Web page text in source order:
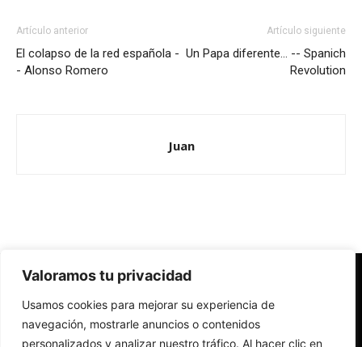
Valoramos tu privacidad
Usamos cookies para mejorar su experiencia de
navegación, mostrarle anuncios o contenidos
personalizados y analizar nuestro tráfico. Al hacer clic en
Artículo anterior
El colapso de la red española -
- Alonso Romero
Artículo siguiente
Un Papa diferente… -- Spanich
Revolution
Juan
Redes Cristianas
Una mirada alternativa sobre la Iglesia católica y la sociedad
- Colectivos de Redes Cristianas